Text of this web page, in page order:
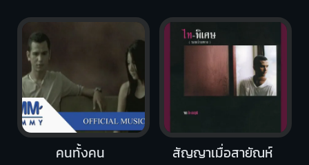
สัญญาเมื่อสายัณห์
คนทั้งคน